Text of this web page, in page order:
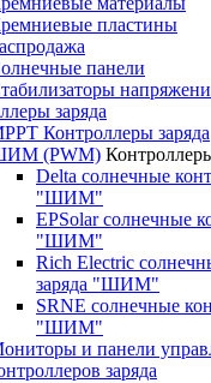
пластины
панели
заряда
Контроллеры заряда
(PWM)
Delta солнечные
"ШИМ"
EPSolar солнечные
"ШИМ"
Rich Electric
заряда "ШИМ"
SRNE солнечные
"ШИМ"
и панели
заряда